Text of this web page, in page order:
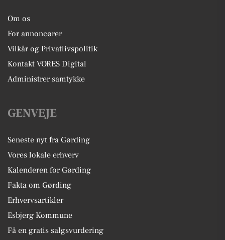
Om os
For annoncører
Vilkår og Privatlivspolitik
Kontakt VORES Digital
Administrer samtykke
GENVEJE
Seneste nyt fra Gørding
Vores lokale erhverv
Kalenderen for Gørding
Fakta om Gørding
Erhvervsartikler
Esbjerg Kommune
Få en gratis salgsvurdering